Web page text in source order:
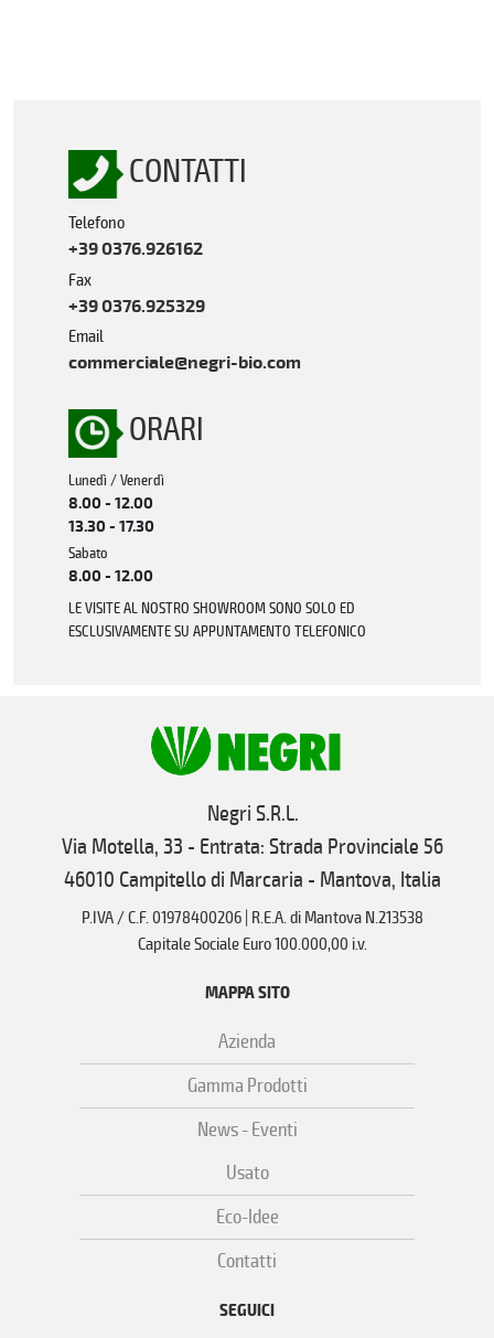
CONTATTI
Telefono
+39 0376.926162
Fax
+39 0376.925329
Email
commerciale@negri-bio.com
ORARI
Lunedì / Venerdì
8.00 - 12.00
13.30 - 17.30
Sabato
8.00 - 12.00
LE VISITE AL NOSTRO SHOWROOM SONO SOLO ED
ESCLUSIVAMENTE SU APPUNTAMENTO TELEFONICO
Negri S.R.L.
Via Motella, 33 - Entrata: Strada Provinciale 56
46010 Campitello di Marcaria - Mantova, Italia
P.IVA / C.F. 01978400206 | R.E.A. di Mantova N.213538
Capitale Sociale Euro 100.000,00 i.v.
MAPPA SITO
Azienda
Gamma Prodotti
News - Eventi
Usato
Eco-Idee
Contatti
SEGUICI